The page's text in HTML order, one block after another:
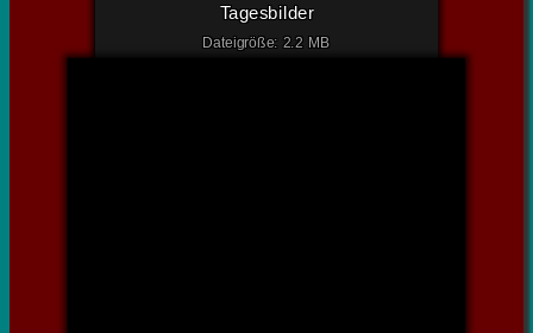
Tagesbilder
Dateigröße: 2.2 MB